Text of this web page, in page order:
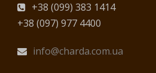
+38 (099) 383 1414
+38 (097) 977 4400
info@charda.com.ua